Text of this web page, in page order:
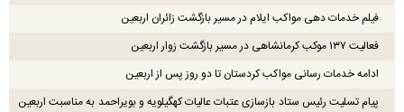
فیلم خدمات دهی مواکب ایلام در مسیر بازگشت زائران اربعین
فعالیت ۱۳۷ موکب کرمانشاهی در مسیر بازگشت زوار اربعین
ادامه خدمات رسانی مواکب کردستان تا دو روز پس از اربعین
پیام تسلیت رئیس ستاد بازسازی عتبات عالیات کهگیلویه و بویراحمد به مناسبت اربعین